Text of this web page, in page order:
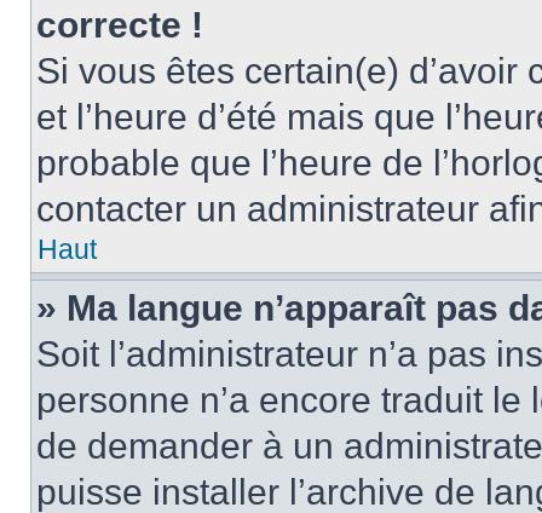
correcte !
Si vous êtes certain(e)
et l’heure d’été mais que
probable que l’heure de
contacter un administrateur
Haut
» Ma langue n’apparaît pas
Soit l’administrateur n’a pas
personne n’a encore traduit
de demander à un
puisse installer l’archive de